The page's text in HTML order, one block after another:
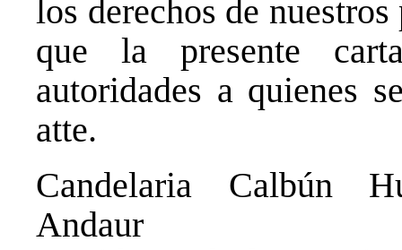
los derechos de
que la presente
autoridades a quienes
atte.
Candelaria Calbún
Andaur